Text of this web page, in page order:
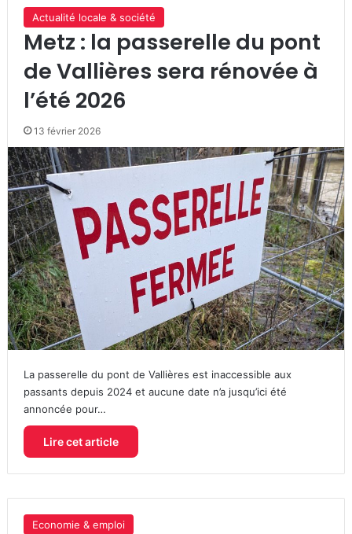
Actualité locale & société
Metz : la passerelle du pont
de Vallières sera rénovée à
l’été 2026
13 février 2026
La passerelle du pont de Vallières est inaccessible aux
passants depuis 2024 et aucune date n’a jusqu’ici été
annoncée pour…
Lire cet article
Economie & emploi